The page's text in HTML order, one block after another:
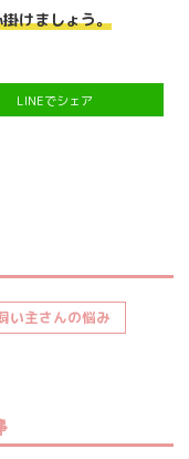
けましょう。
LINEでシェア
い主さんの悩み